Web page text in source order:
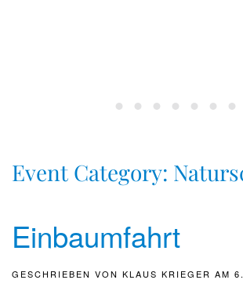
Event Category:
Einbaumfahrt
GESCHRIEBEN VON KLAUS KRIEGER AM